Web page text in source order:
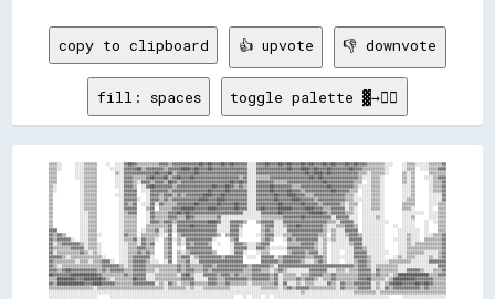
copy to clipboard 👍 upvote 👎 downvote
fill: spaces toggle palette ▓→✊🏽
▒▒▒▒░░      ░░░░▒▒▒▒▒▒    ░░  ░░░░▓▓██▓▓▒▒▒▒▒▒▒▒▒▒▓▓▓▓▒▒▓▓▓▓▓▓▓▓▓▓▓▓██▓▓██▓▓▓▓██▓▓██▓▓▓▓▓▓░░░░▓▓▓▓██▓▓▓▓██▓▓██▓▓▓▓██▓▓██▓▓▓▓██▓▓██▓▓▓▓██▓▓██▓▓▓▓▒▒▒▒▒▒▒▒░░░░    ░░▒▒▒▒░░░░░░▒▒▒▒▒▒▓▓
▒▒▒▒░░      ░░░░▒▒▒▒▒▒      ░░░░░░▓▓▓▓▓▓██▒▒▓▓▓▓▓▓▓▓▒▒▓▓▓▓▓▓████▓▓██▓▓▓▓██▓▓▓▓▓▓▓▓▓▓▓▓▓▓▓▓░░░░▓▓▓▓▓▓▓▓▓▓▓▓▓▓██▓▓▓▓████▓▓██▓▓▓▓██▓▓▓▓▓▓▓▓██▓▓▓▓▒▒▒▒▒▒▒▒▒▒░░      ░░▒▒▒▒  ░░░░▒▒▒▒▓▓▓▓
▒▒▒▒        ░░░░▒▒▒▒▒▒        ▒▒░░▓▓▓▓▓▓▓▓▓▓▓▓▓▓██▓▓▓▓██▒▒▓▓▓▓▓▓▓▓██▓▓▓▓▓▓▓▓▓▓▓▓▓▓▓▓▓▓▓▓▓▓░░░░▓▓▓▓▓▓▓▓▓▓▓▓▓▓▓▓▓▓▓▓▓▓██▓▓████▓▓██▓▓▓▓▓▓▓▓▓▓▓▓▒▒▒▒░░▒▒▒▒▒▒░░      ▒▒░░▒▒      ▒▒▒▒▒▒▒▒
▒▒▒▒        ░░░░▒▒▒▒▒▒        ░░░░▓▓▓▓▒▒▒▒▒▒▓▓██▓▓▓▓██▒▒▓▓██▓▓▓▓██▓▓▓▓▓▓▓▓▓▓▓▓▓▓▓▓▓▓▓▓▒▒▓▓░░░░▒▒▒▒▒▒▓▓▓▓▓▓▓▓▓▓▓▓▓▓▓▓▓▓██▓▓██▓▓▓▓▓▓▓▓▓▓▓▓▓▓▓▓▒▒░░░░▒▒▒▒░░        ▒▒░░▒▒    ░░░░▒▒▓▓▓▓
▒▒▒▒          ░░▒▒▒▒▒▒        ░░░░▓▓▓▓▒▒░░▓▓▓▓▒▒▓▓▓▓▒▒██▓▓▒▒▓▓▓▓▓▓▓▓▓▓▓▓▓▓▓▓▓▓▓▓▓▓██▓▓██▓▓░░░░▓▓▓▓▓▓▓▓▒▒▒▒▒▒▓▓▓▓▓▓▓▓▓▓▓▓▓▓▓▓██▓▓▓▓▓▓▓▓▓▓▓▓▒▒▒▒  ░░▒▒▒▒░░        ▒▒░░▒▒      ░░▒▒▒▒▓▓
▒▒░░          ░░▒▒▒▒▒▒        ░░░░▓▓▓▓▒▒  ░░▓▓██▓▓▓▓▓▓▓▓▒▒▓▓▓▓▓▓▓▓▓▓▓▓▓▓▓▓██▓▓▓▓██▓▓▒▒▓▓▒▒░░░░▓▓▓▓▓▓██▓▓▓▓▓▓▓▓▒▒▒▒▓▓▓▓▓▓▓▓▓▓▓▓██▓▓▓▓▓▓▓▓▓▓▒▒░░░░░░▒▒▒▒░░        ░░░░▒▒      ░░▒▒▒▒▓▓
▒▒░░          ░░▒▒▒▒▒▒          ░░▓▓▓▓▓▓  ░░░░▓▓▓▓▓▓▓▓▒▒▓▓▓▓▓▓▓▓▓▓▓▓▓▓▓▓██▓▓▓▓▓▓██▓▓▓▓▓▓▓▓░░░░▓▓▓▓▓▓██▓▓▓▓▓▓██▓▓▓▓▒▒▓▓▓▓▓▓▓▓▓▓▓▓██▓▓▓▓▓▓▒▒▒▒  ░░░░▒▒▒▒░░        ░░░░▒▒      ░░▒▒▒▒▓▓
▒▒            ░░▒▒▒▒▒▒        ░░░░▓▓▓▓▓▓    ░░▓▓▓▓▒▒▓▓▓▓▒▒▓▓▒▒▓▓▓▓▓▓▓▓████▓▓▓▓██▓▓▓▓▓▓▓▓▓▓░░░░▓▓▓▓▓▓▓▓██▓▓▓▓████▓▓▓▓▒▒▒▒▓▓▓▓▓▓▓▓▓▓▓▓▓▓▒▒▒▒░░  ░░░░▒▒▒▒░░        ░░░░▒▒      ░░░░░░▓▓
▒▒            ░░▒▒▒▒▒▒          ░░▓▓▓▓▓▓░░  ░░▓▓▓▓▒▒▓▓▒▒▓▓▓▓▓▓▓▓▓▓▓▓████▓▓▓▓████▓▓▓▓▓▓▓▓▓▓░░░░▓▓▓▓▓▓▓▓██▓▓▓▓▓▓████▓▓▓▓▓▓▒▒▓▓▓▓▓▓▓▓▓▓▓▓▒▒▒▒░░░░░░░░▒▒▒▒░░        ░░▒▒▒▒      ░░░░░░▓▓
▒▒            ░░▒▒▒▒▒▒          ░░▓▓▒▒▓▓  ░░░░▓▓░░▓▓▒▒▒▒▒▒▓▓▓▓▓▓▓▓██▓▓▓▓▓▓▓▓██▓▓▓▓▓▓██▓▓▓▓░░░░▓▓▓▓▓▓▓▓▓▓██▓▓▓▓▓▓▓▓██▓▓▓▓▓▓▒▒▓▓▓▓▓▓▓▓▒▒░░▒▒▒▒  ░░░░▒▒▒▒░░        ▒▒▒▒▒▒      ░░░░▒▒▒▒
▒▒            ░░▒▒▒▒▒▒          ░░▓▓▓▓▓▓    ▒▒▓▓  ▒▒▒▒▒▒▓▓▓▓██████▓▓▓▓▓▓████▓▓▓▓▓▓▓▓██▓▓▓▓░░░░▓▓██▓▓▓▓▓▓██████▓▓▓▓▓▓████▓▓▓▓▒▒▒▒▓▓▓▓▓▓░░▒▒░░  ░░░░▒▒▒▒░░        ▒▒▒▒░░      ░░  ▒▒▒▒
▒▒            ░░░░▒▒▒▒          ░░▒▒▓▓▓▓    ░░▓▓▒▒▒▒▒▒▓▓▓▓██▓▓██▓▓▓▓▓▓▓▓▓▓▓▓▓▓▓▓▓▓▓▓▓▓▓▓░░░░░░░░▓▓▓▓▓▓▓▓██▓▓▓▓▓▓▓▓▓▓▓▓██████▓▓▒▒▓▓▓▓▓▓▒▒▒▒░░  ░░░░░░░░░░        ░░░░░░░░░░  ░░░░▒▒▒▒
▒▒            ░░░░▒▒▒▒          ░░▒▒▒▒▒▒    ░░▓▓▒▒▒▒▒▒▓▓▓▓▒▒▒▒██▓▓▒▒▒▒▒▒▒▒▒▒▓▓░░░░░░░░░░░░░░░░░░▒▒▒▒▒▒▒▒▒▒▓▓▓▓▓▓▓▓██▓▓▓▓▓▓▓▓▓▓▓▓░░▓▓▓▓▓▓░░░░  ░░░░░░▒▒░░        ░░░░▒▒      ░░░░▒▒▒▒
▒▒            ░░░░▒▒▒▒          ░░▒▒▒▒▒▒    ░░▓▓▓▓▒▒▓▓▓▓▒▒▓▓▓▓▓▓▓▓▓▓▓▓▓▓████▓▓░░░░▓▓▓▓▓▓▒▒    ▒▒▓▓▓▓▓▓░░░░▓▓▓▓▓▓▓▓▓▓▓▓▓▓▓▓▓▓▓▓▒▒▒▒░░▓▓▓▓▓▓░░  ░░░░░░░░░░░░      ░░░░░░    ░░  ░░▒▒▒▒
▒▒            ░░░░▒▒▒▒          ░░▒▒▒▒▒▒    ▒▒▒▒▒▒▒▒▒▒▓▓░░▓▓▓▓▓▓██▓▓▓▓▓▓▓▓▓▓░░░░░░▓▓▓▓▒▒        ▒▒▓▓▓▓░░░░▒▒▓▓▓▓██▓▓▓▓▓▓▓▓▓▓▒▒░░░░▒▒▒▒▓▓▓▓▒▒  ░░░░░░░░░░    ░░  ░░░░░░    ░░    ▒▒▒▒
▓▓▓▓          ░░░░▒▒▒▒          ░░▒▒▒▒▒▒  ░░▒▒▒▒▓▓░░▒▒▓▓░░▓▓▓▓▓▓▓▓▓▓▓▓▓▓▓▓▓▓░░░░░░▓▓▓▓░░        ▒▒▓▓▒▒░░░░░░▓▓▓▓▓▓▓▓▓▓▓▓▓▓▓▓▒▒░░▒▒░░░░▓▓▓▓▓▓  ░░░░░░░░░░      ░░░░░░░░░░  ░░    ▒▒▒▒
▓▓▒▒▓▓▒▒      ░░░░▒▒▒▒░░        ░░▓▓▒▒▒▒  ▒▒▒▒▒▒▒▒░░░░▓▓  ▒▒▓▓▓▓▓▓▓▓▓▓▓▓▓▓▓▓▒▒  ▒▒▓▓▓▓░░      ░░▒▒▓▓▓▓░░░░▒▒▒▒▓▓▓▓▓▓▓▓▓▓▓▓▒▒▒▒  ▒▒░░░░▒▒▓▓▓▓▒▒░░░░░░░░░░      ░░░░▒▒░░░░  ░░░░▒▒▒▒▓▓
▓▓▒▒▓▓▓▓▓▓░░  ░░░░▒▒▒▒          ░░▒▒▒▒▓▓░░▓▓▒▒▒▒░░  ▒▒▓▓░░▒▒░░▓▓▓▓▓▓▓▓▓▓▓▓░░      ▒▒▓▓          ▒▒▓▓▒▒    ░░▓▓▒▒▓▓▓▓▓▓▓▓▓▓░░▒▒░░▒▒░░░░░░▓▓▓▓▓▓░░░░░░░░░░    ░░░░░░▒▒░░░░  ▒▒▒▒▒▒▒▒▓▓
▓▓░░▒▒▓▓▓▓▓▓▓▓▒▒░░▒▒▒▒░░        ░░░░▒▒▒▒░░▓▓▒▒▓▓    ▒▒▓▓  ▒▒░░▓▓▒▒▓▓▓▓▓▓▒▒  ░░    ░░▓▓▓▓▒▒░░░░▒▒▓▓▓▓        ▒▒▒▒▒▒▓▓▓▓▓▓▒▒░░▒▒  ░░░░░░░░▒▒▓▓▓▓░░░░░░░░░░      ░░░░▒▒░░▒▒▒▒▒▒▒▒▒▒▒▒▓▓
▓▓▒▒▒▒▒▒▒▒▓▓▓▓▓▓░░▒▒▒▒░░        ░░░░▒▒▒▒▓▓▓▓▒▒▒▒    ▒▒▓▓  ░░  ▓▓▓▓▓▓▓▓▓▓▓▓        ░░▓▓▓▓▓▓░░░░▓▓▓▓▒▒░░░░░░░░▓▓▓▓▓▓▓▓▓▓▓▓▒▒░░▒▒  ░░░░░░░░░░▓▓▓▓▒▒░░░░░░░░      ░░░░▒▒▒▒▒▒▒▒▒▒▒▒▒▒▒▒▓▓
▓▓░░▒▒▒▒▒▒▒▒▒▒▓▓▒▒░░▒▒░░        ░░░░▒▒▒▒▓▓▒▒▓▓▒▒    ▒▒▓▓  ▒▒░░▒▒▓▓▓▓▓▓▓▓▓▓▒▒      ░░▓▓▓▓░░    ░░▒▒▒▒        ▒▒▓▓▓▓▓▓▒▒▓▓▓▓░░▒▒  ░░░░  ░░░░▓▓▓▓▓▓░░░░░░░░░░    ░░░░▒▒▒▒▒▒▒▒░░░░░░▒▒▓▓
▓▓▓▓▓▓▒▒░░▒▒▒▒▒▒▒▒▒▒▒▒▒▒░░      ░░░░▒▒▓▓▓▓▓▓▓▓░░    ▒▒▓▓  ▒▒▓▓▓▓░░▒▒▓▓▓▓▓▓▓▓▓▓▒▒▓▓▓▓▓▓▓▓  ░░░░  ▓▓▓▓▓▓░░▒▒▓▓▓▓▓▓▓▓▓▓▒▒▒▒▓▓▓▓▒▒  ░░░░░░░░░░▓▓▓▓▓▓▒▒░░░░░░    ░░▒▒░░▒▒▒▒░░░░░░▒▒░░▒▒▓▓
▓▓▒▒▒▒▒▒▒▒▒▒░░▒▒▒▒░░▒▒▒▒▓▓▓▓░░  ░░░░▒▒▓▓▓▓▓▓▒▒░░░░  ░░▓▓  ▒▒▒▒▓▓░░░░▓▓▓▓▓▓▓▓▓▓▓▓▓▓▓▓▓▓▓▓        ▓▓▓▓▓▓▓▓▒▒▓▓▓▓▓▓▓▓▒▒░░░░▒▒▓▓▒▒  ░░░░  ░░░░▒▒▓▓▓▓▒▒░░░░░░░░▒▒▒▒▒▒▒▒▒▒░░░░░░░░▓▓▓▓▓▓▓▓
▓▓▒▒░░▒▒▒▒▒▒▒▒▒▒▒▒▒▒▒▒▒▒▓▓▓▓▓▓▓▓▒▒░░▒▒▓▓▓▓▓▓▒▒▒▒▒▒▒▒▒▒▒▒▒▒▓▓▒▒▓▓▒▒▒▒▒▒▓▓▓▓▒▒▓▓▓▓▓▓▓▓▓▓▓▓▓▓▒▒▓▓▓▓▓▓▓▓▒▒░░▓▓▓▓▓▓▓▓▓▓▓▓▓▓▓▓▓▓▓▓▓▓▓▓▓▓▓▓▓▓▓▓▓▓▒▒▓▓▓▓▒▒░░▒▒▒▒▒▒▒▒▒▒░░░░░░░░░░░░░░░░░░▓▓▓▓
▓▓▓▓▒▒▓▓██▓▓▓▓▓▓▓▓▓▓▓▓▒▒▓▓▒▒▓▓▓▓▓▓▒▒▒▒▓▓▓▓▓▓▒▒▒▒░░▒▒▒▒▒▒▒▒▓▓▒▒▓▓▓▓▒▒▒▒▓▓▒▒▓▓▓▓▓▓▓▓▓▓▓▓▓▓▒▒▒▒▓▓▓▓▒▒▒▒░░▒▒▓▓▒▒░░░░░░░░░░▓▓▓▓▓▓▓▓░░░░▒▒▒▒░░▒▒▒▒▓▓▓▓▓▓░░▓▓▒▒▒▒▒▒▒▒░░░░▓▓▓▓▓▓▒▒░░░░▒▒▒▒▓▓
██▓▓▓▓▓▓▓▓████████████▓▓▒▒▒▒▒▒▒▒▒▒▓▓▒▒▓▓▓▓▓▓░░░░▒▒▒▒▒▒▒▒▒▒░░▓▓██▒▒░░░░▓▓▓▓▓▓▒▒▓▓▓▓▒▒▓▓▒▒▒▒▒▒▓▓▓▓▓▓▓▓▒▒▓▓░░▒▒▒▒▒▒░░▒▒▒▒▓▓▓▓▓▓▒▒▒▒▓▓▒▒▒▒▒▒▒▒▒▒▓▓▓▓▓▓▒▒▓▓▒▒▒▒░░▒▒██████████████▒▒▒▒▓▓▓▓
▒▒▒▒████████▓▓▓▓████████▓▓▒▒░░▒▒▒▒▒▒▒▒██▓▓▓▓░░░░▒▒▒▒▒▒▒▒▒▒▒▒▓▓▓▓▓▓░░░░░░▓▓▓▓▒▒▒▒▓▓▓▓▓▓▓▓▓▓▒▒▓▓▓▓▓▓▓▓▒▒▓▓░░▒▒▒▒▒▒▓▓▒▒▓▓▓▓▒▒░░▒▒▒▒▓▓▒▒▒▒▒▒▒▒▒▒▓▓▓▓██▒▒▒▒▒▒░░▒▒██████████▓▓▓▓▓▓▓▓▒▒▒▒▒▒
▓▓▒▒████████████▓▓▓▓████▓▓▓▓▓▓▒▒▒▒▒▒▒▒▓▓▓▓▓▓▓▓▓▓░░▒▒░░▓▓▒▒░░▒▒▒▒▓▓▒▒▒▒▒▒▓▓▓▓▒▒▒▒▓▓▒▒▒▒▒▒▒▒░░▒▒▒▒▒▒▒▒▒▒▓▓░░▓▓░░░░▒▒░░▒▒▒▒░░░░░░▓▓▒▒░░▓▓▒▒▒▒▓▓▓▓▓▓▓▓░░▒▒░░▒▒▓▓████▓▓▓▓▓▓██▓▓██▓▓▒▒▒▒▒▒
▒▒▒▒▒▒▒▒▒▒▒▒▒▒▒▒▒▒▒▒░░▒▒▒▒▒▒▒▒▒▒▒▒▒▒▒▒▒▒▒▒▒▒▒▒▒▒▒▒▒▒░░▒▒▒▒▒▒▒▒░░▒▒░░░░▒▒▒▒▒▒▒▒▒▒▒▒░░░░░░░░░░░░░░▒▒▒▒▒▒▒▒░░▒▒▓▓▒▒▓▓▓▓▓▓▒▒▒▒▒▒▒▒▒▒▒▒░░▓▓▒▒▒▒▒▒▓▓▓▓▓▓░░▒▒░░▓▓▒▒▓▓▓▓▓▓▓▓▓▓▓▓▒▒▓▓▒▒▒▒▒▒▒▒